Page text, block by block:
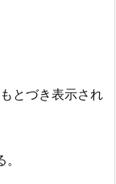
とづき表示され